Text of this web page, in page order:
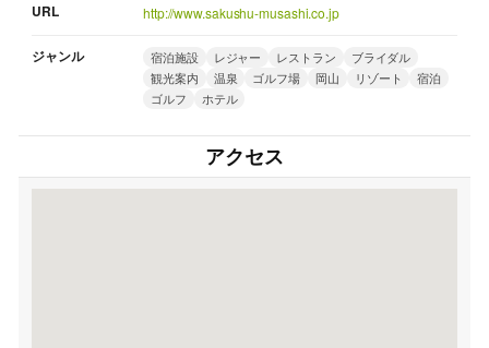
URL http://www.sakushu-musashi.co.jp
ジャンル 宿泊施設 レジャー レストラン
ブライダル
観光案内
温泉 ゴルフ場 岡山 リゾート
宿泊
ゴルフ
ホテル
アクセス